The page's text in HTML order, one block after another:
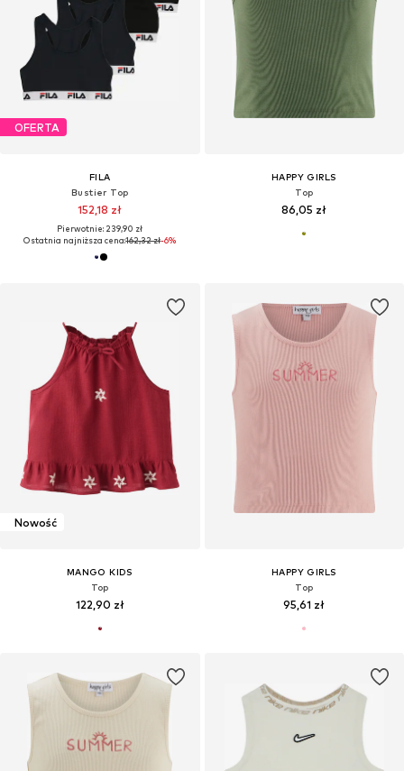
OFERTA
FILA
Bustier Top
152,18 zł
Pierwotnie: 239,90 zł
Ostatnia najniższa cena:162,32 zł-6%
HAPPY GIRLS
Top
86,05 zł
Nowość
MANGO KIDS
Top
122,90 zł
HAPPY GIRLS
Top
95,61 zł